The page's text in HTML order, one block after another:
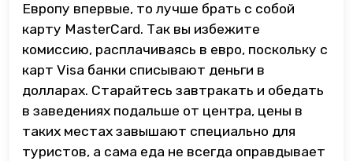
Европу впервые, то лучше брать с собой
карту MasterCard. Так вы избежите
комиссию, расплачиваясь в евро, поскольку с
карт Visa банки списывают деньги в
долларах. Старайтесь завтракать и обедать
в заведениях подальше от центра, цены в
таких местах завышают специально для
туристов, а сама еда не всегда оправдывает